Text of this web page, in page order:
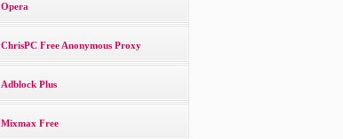
Opera
ChrisPC Free Anonymous Proxy
Adblock Plus
Mixmax Free